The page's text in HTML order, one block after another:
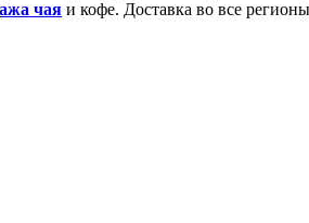
чая и кофе. Доставка во все